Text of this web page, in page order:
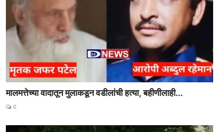
मालमत्तेच्या वादातून मुलाकडून वडीलांची हत्या, बहीणीलाही...
0